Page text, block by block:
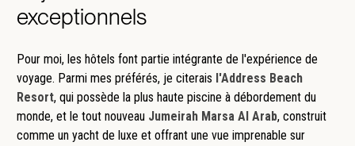
exceptionnels
Pour moi, les hôtels font partie intégrante de l'expérience de
voyage. Parmi mes préférés, je citerais l'Address Beach
Resort, qui possède la plus haute piscine à débordement du
monde, et le tout nouveau Jumeirah Marsa Al Arab, construit
comme un yacht de luxe et offrant une vue imprenable sur